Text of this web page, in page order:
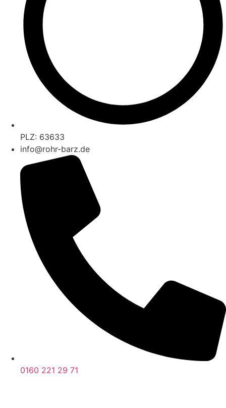
PLZ: 63633
info@rohr-barz.de
0160 221 29 71